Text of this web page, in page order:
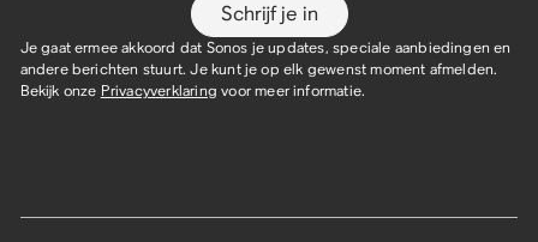
Schrijf je in
Je gaat ermee akkoord dat Sonos je updates, speciale aanbiedingen en
andere berichten stuurt. Je kunt je op elk gewenst moment afmelden.
Bekijk onze Privacyverklaring voor meer informatie.